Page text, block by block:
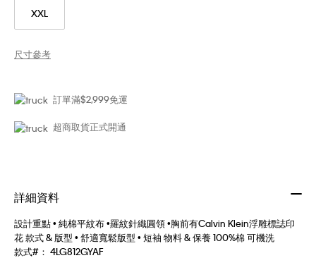
XXL
尺寸參考
訂單滿$2,999免運
超商取貨正式開通
詳細資料
設計重點 • 純棉平紋布 •羅紋針織圓領 •胸前有Calvin Klein浮雕標誌印
花 款式 & 版型 • 舒適寬鬆版型 • 短袖 物料 & 保養 100%棉 可機洗
款式#： 4LG812GYAF